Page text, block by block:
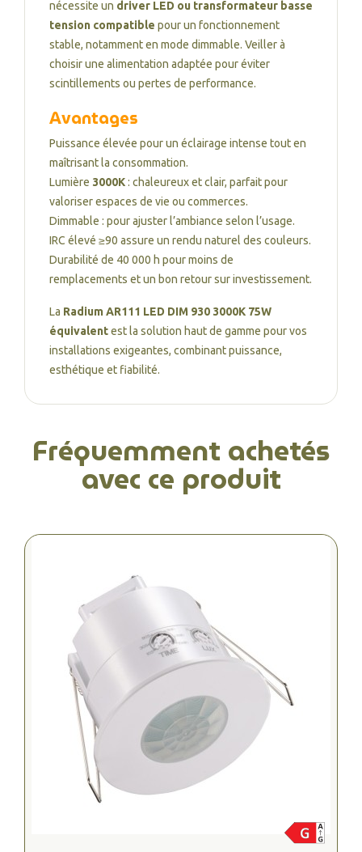
nécessite un driver LED ou transformateur basse
tension compatible pour un fonctionnement
stable, notamment en mode dimmable. Veiller à
choisir une alimentation adaptée pour éviter
scintillements ou pertes de performance.
Avantages
Puissance élevée pour un éclairage intense tout en
maîtrisant la consommation.
Lumière 3000K: chaleureux et clair, parfait pour
valoriser espaces de vie ou commerces.
Dimmable : pour ajuster l’ambiance selon l’usage.
IRC élevé ≥90 assure un rendu naturel des couleurs.
Durabilité de 40 000 h pour moins de
remplacements et un bon retour sur investissement.
La Radium AR111 LED DIM 930 3000K 75W
équivalentest la solution haut de gamme pour vos
installations exigeantes, combinant puissance,
esthétique et fiabilité.
Fréquemment achetés
avec ce produit